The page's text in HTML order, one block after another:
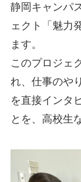
静岡キャンパ
ェクト「魅力
ます。
このプロジェ
れ、仕事のや
を直接インタ
とを、高校生